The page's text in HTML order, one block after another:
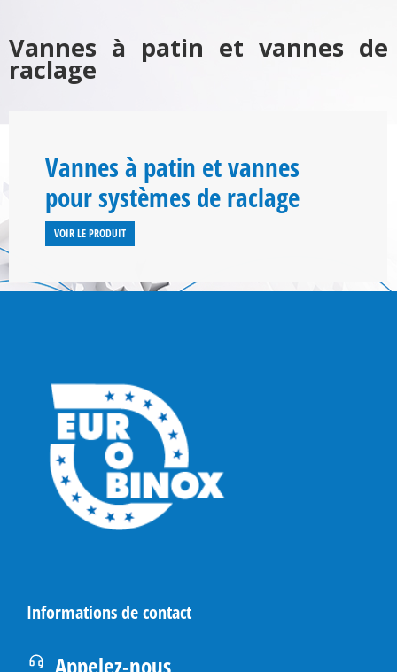
Vannes à patin et vannes de
raclage
Vannes à patin et vannes
pour systèmes de raclage
VOIR LE PRODUIT
Informations de contact